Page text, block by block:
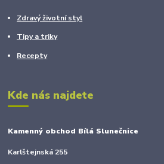
Zdravý životní styl
Tipy a triky
Recepty
Kde nás najdete
Kamenný obchod Bílá Slunečnice
Karlštejnská 255